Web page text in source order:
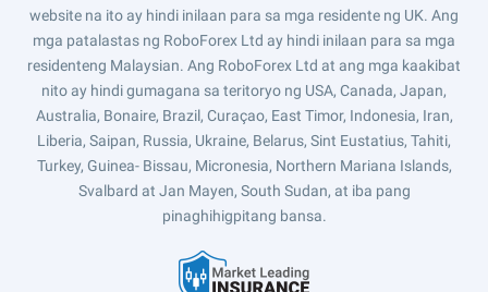
website na ito ay hindi inilaan para sa mga residente ng UK. Ang
mga patalastas ng RoboForex Ltd ay hindi inilaan para sa mga
residenteng Malaysian. Ang RoboForex Ltd at ang mga kaakibat
nito ay hindi gumagana sa teritoryo ng USA, Canada, Japan,
Australia, Bonaire, Brazil, Curaçao, East Timor, Indonesia, Iran,
Liberia, Saipan, Russia, Ukraine, Belarus, Sint Eustatius, Tahiti,
Turkey, Guinea- Bissau, Micronesia, Northern Mariana Islands,
Svalbard at Jan Mayen, South Sudan, at iba pang
pinaghihigpitang bansa.